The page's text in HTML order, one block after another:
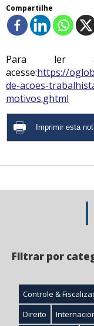
Compartilhe
Para ler
acesse:https://
de-acoes-
motivos.ghtml
Filtrar por
Controle &
Direito